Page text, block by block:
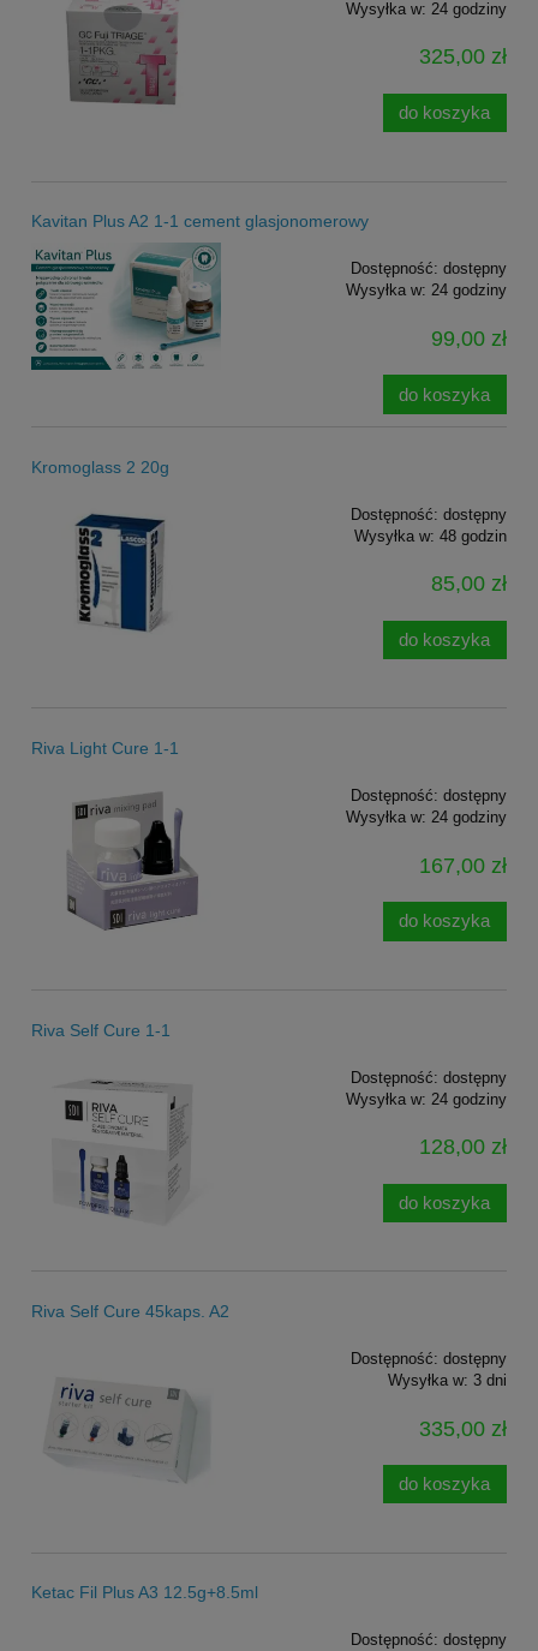
Wysyłka w: 24 godziny
325,00 zł
do koszyka
Kavitan Plus A2 1-1 cement glasjonomerowy
Dostępność: dostępny
Wysyłka w: 24 godziny
99,00 zł
do koszyka
Kromoglass 2 20g
Dostępność: dostępny
Wysyłka w: 48 godzin
85,00 zł
do koszyka
Riva Light Cure 1-1
Dostępność: dostępny
Wysyłka w: 24 godziny
167,00 zł
do koszyka
Riva Self Cure 1-1
Dostępność: dostępny
Wysyłka w: 24 godziny
128,00 zł
do koszyka
Riva Self Cure 45kaps. A2
Dostępność: dostępny
Wysyłka w: 3 dni
335,00 zł
do koszyka
Ketac Fil Plus A3 12.5g+8.5ml
Dostępność: dostępny